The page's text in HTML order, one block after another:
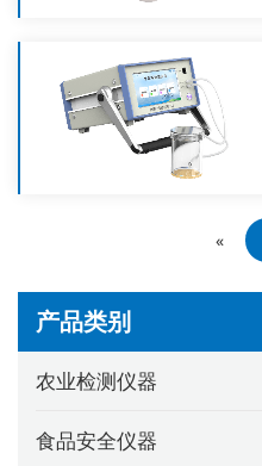
产品类别
农业检测仪器
食品安全仪器
«